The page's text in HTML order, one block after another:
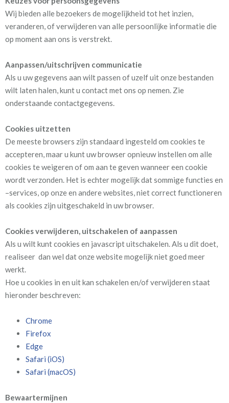
Wij bieden alle bezoekers de mogelijkheid tot het inzien,
veranderen, of verwijderen van alle persoonlijke informatie die
op moment aan ons is verstrekt.
Aanpassen/uitschrijven communicatie
Als u uw gegevens aan wilt passen of uzelf uit onze bestanden
wilt laten halen, kunt u contact met ons op nemen. Zie
onderstaande contactgegevens.
Cookies uitzetten
De meeste browsers zijn standaard ingesteld om cookies te
accepteren, maar u kunt uw browser opnieuw instellen om alle
cookies te weigeren of om aan te geven wanneer een cookie
wordt verzonden. Het is echter mogelijk dat sommige functies en
–services, op onze en andere websites, niet correct functioneren
als cookies zijn uitgeschakeld in uw browser.
Cookies verwijderen, uitschakelen of aanpassen
Als u wilt kunt cookies en javascript uitschakelen. Als u dit doet,
realiseer dan wel dat onze website mogelijk niet goed meer
werkt.
Hoe u cookies in en uit kan schakelen en/of verwijderen staat
hieronder beschreven:
Chrome
Firefox
Edge
Safari (iOS)
Safari (macOS)
Bewaartermijnen